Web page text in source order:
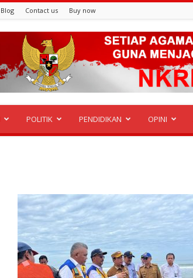
Blog Contact us Buy now
POLITIK PENDIDIKAN OPINI